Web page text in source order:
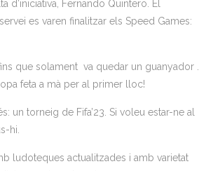
d’iniciativa, Fernando Quintero. El
es varen finalitzar els Speed Games:
que solament va quedar un guanyador .
feta a mà per al primer lloc!
un torneig de Fifa’23. Si voleu estar-ne al
hi.
ludoteques actualitzades i amb varietat